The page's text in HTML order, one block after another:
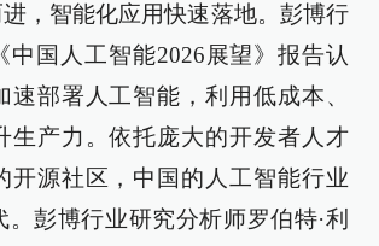
进，智能化应用快速落地。彭博行
中国人工智能2026展望》报告认
速部署人工智能，利用低成本、
生产力。依托庞大的开发者人才
开源社区，中国的人工智能行业
。彭博行业研究分析师罗伯特·利